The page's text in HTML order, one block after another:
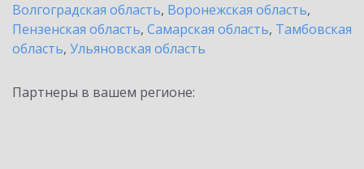
Волгоградская область, Воронежская область,
Пензенская область, Самарская область, Тамбовская
область, Ульяновская область
Партнеры в вашем регионе: